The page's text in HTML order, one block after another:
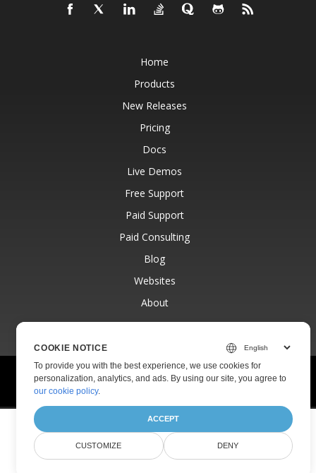
Home
Products
New Releases
Pricing
Docs
Live Demos
Free Support
Paid Support
Paid Consulting
Blog
Websites
About
© Aspose Pty Ltd 2001-2026.All Rights Reserved.
Privacy Policy
COOKIE NOTICE
To provide you with the best experience, we use cookies for
personalization, analytics, and ads. By using our site, you agree to
our cookie policy.
ACCEPT
CUSTOMIZE DENY